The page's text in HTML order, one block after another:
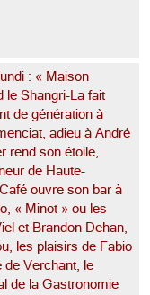
: « Maison
le Shangri-La fait
de génération à
adieu à André
rend son étoile,
de Haute-
ouvre son bar à
« Minot » ou les
et Brandon Dehan,
les plaisirs de Fabio
de Verchant, le
de la Gastronomie